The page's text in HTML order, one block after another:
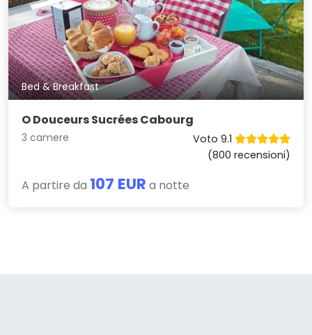
Bed & Breakfast
O Douceurs Sucrées Cabourg
3 camere
Voto 9.1
(800 recensioni)
A partire da 107 EUR a notte